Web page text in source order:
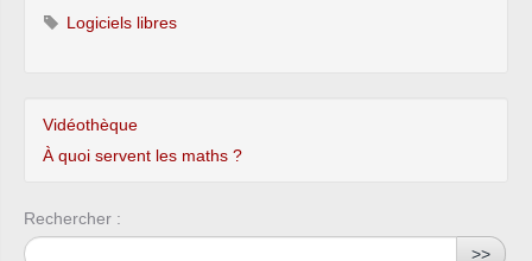
Logiciels libres
Vidéothèque
À quoi servent les maths ?
Rechercher :
>>